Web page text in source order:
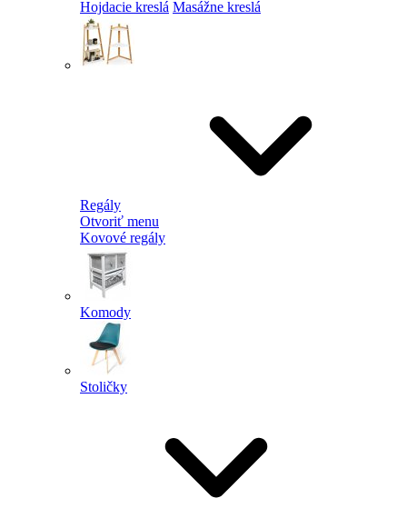
Hojdacie kreslá Masážne kreslá
Regály
Otvoriť menu
Kovové regály
Komody
Stoličky